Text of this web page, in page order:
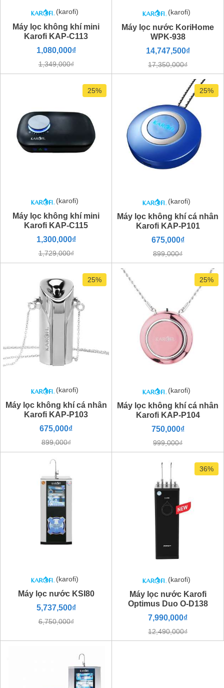
(karofi)
Máy lọc không khí mini
Karofi KAP-C113
1,080,000₫
1,349,000₫
(karofi)
Máy lọc nước KoriHome
WPK-938
14,747,500₫
17,350,000₫
25%
(karofi)
Máy lọc không khí mini
Karofi KAP-C115
1,300,000₫
1,729,000₫
25%
(karofi)
Máy lọc không khí cá nhân
Karofi KAP-P101
675,000₫
899,000₫
25%
(karofi)
Máy lọc không khí cá nhân
Karofi KAP-P103
675,000₫
899,000₫
25%
(karofi)
Máy lọc không khí cá nhân
Karofi KAP-P104
750,000₫
999,000₫
(karofi)
Máy lọc nước KSI80
5,737,500₫
6,750,000₫
36%
(karofi)
Máy lọc nước Karofi
Optimus Duo O-D138
7,990,000₫
12,490,000₫